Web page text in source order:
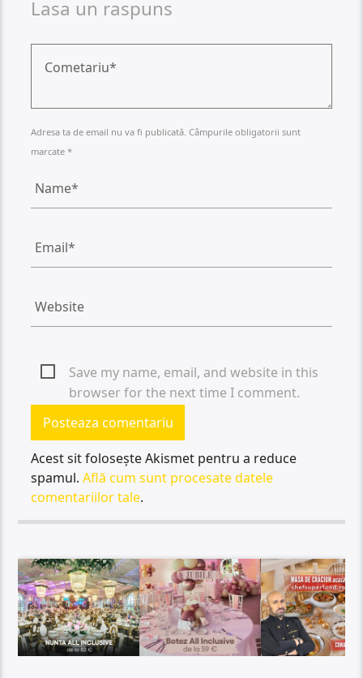
Lasa un raspuns
Adresa ta de email nu va fi publicată. Câmpurile obligatorii sunt
marcate *
Save my name, email, and website in this
browser for the next time I comment.
Acest sit folosește Akismet pentru a reduce
spamul.Află cum sunt procesate datele
comentariilor tale.